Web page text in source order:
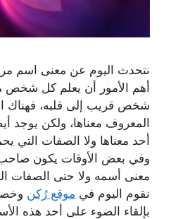
نتحدث اليوم عن معنى اسم
أهم الأمور أن يعلم كل شخص
شخص قريب إلى قلبه، فهناك
المعروف معناها، ولكن يوجد
أحد معناها ولا الصفات التي
وفي بعض الأوقات يكون صاحب
معنى أسمه ولا حتى الصفات
نقوم اليوم في موقع رُكن
بإلقاء الضوء على أحد هذه